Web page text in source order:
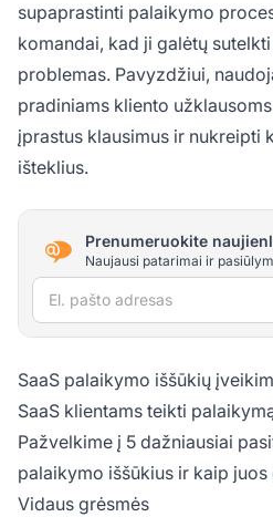
supaprastinti palaikymo
komandai, kad ji galėtų
problemas. Pavyzdžiui,
pradiniams kliento
įprastus klausimus ir nukreipti
išteklius.
Prenumeruokite
Naujausi patarimai ir
El. pašto adresas
SaaS palaikymo iššūkių
SaaS klientams teikti
Pažvelkime į 5 dažniausiai
palaikymo iššūkius ir kaip
Vidaus grėsmės